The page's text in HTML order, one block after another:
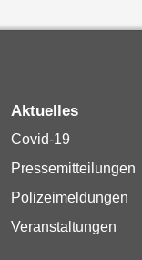
Aktuelles
Covid-19
Pressemitteilungen
Polizeimeldungen
Veranstaltungen